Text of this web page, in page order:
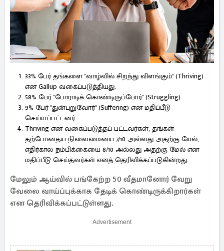
33% பேர் தங்களை "வாழ்வில் சிறந்து விளங்கும்" (Thriving)
என Gallup வகைப்படுத்தியது.
58% பேர் "போராடிக் கொண்டிருப்போர்" (Struggling)
9% பேர் "துன்புறுவோர்" (Suffering) என மதிப்பீடு
செய்யப்பட்டனர்
Thriving என வகைப்படுத்தப் பட்டவர்கள், தங்கள்
தற்போதைய நிலைமையை 7/10 அல்லது அதற்கு மேல்,
எதிர்கால நம்பிக்கையை 8/10 அல்லது அதற்கு மேல் என
மதிப்பீடு செய்தவர்கள் எனத் தெரிவிக்கப்படுகின்றது.
மேலும் ஆய்வில் பங்கேற்ற 50 வீதமானோர் வேறு
வேலை வாய்ப்புக்காக தேடிக் கொண்டிருக்கிறார்கள்
என தெரிவிக்கப்பட்டுள்ளது.
Advertisement